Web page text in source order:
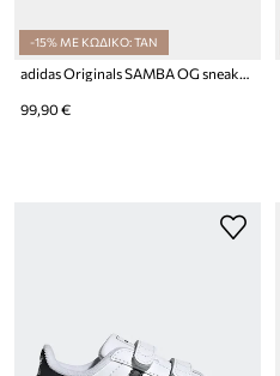
-15% ΜΕ ΚΩΔΙΚΟ: TAN
adidas Originals SAMBA OG sneakers Παιδικά
99,90 €